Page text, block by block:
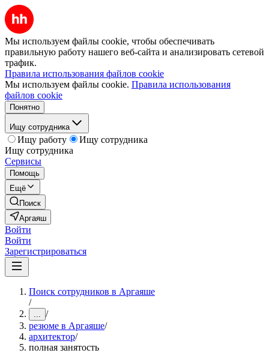
Мы используем файлы cookie, чтобы обеспечивать
правильную работу нашего веб-сайта и анализировать сетевой
трафик.
Правила использования файлов cookie
Мы используем файлы cookie. Правила использования
файлов cookie
Понятно
Ищу сотрудника
Ищу работу
Ищу сотрудника
Ищу сотрудника
Сервисы
Помощь
Ещё
Поиск
Аргаяш
Войти
Войти
Зарегистрироваться
Поиск сотрудников в Аргаяше
/
... /
резюме в Аргаяше/
архитектор/
полная занятость